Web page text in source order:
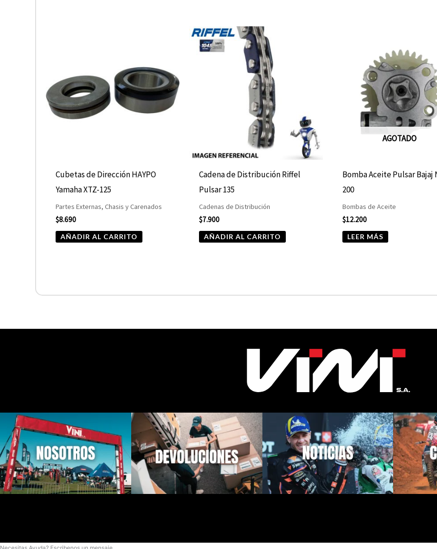
Cubetas de Dirección HAYPO
Yamaha XTZ-125
Partes Externas, Chasis y Carenados
$8.690
AÑADIR AL CARRITO
Cadena de Distribución Riffel
Pulsar 135
Cadenas de Distribución
$7.900
AÑADIR AL CARRITO
AGOTADO
Bomba Aceite Pulsar Bajaj
200
Bombas de Aceite
$12.200
LEER MÁS